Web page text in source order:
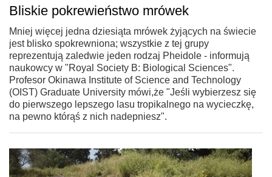
Bliskie pokrewieństwo mrówek
Mniej więcej jedna dziesiąta mrówek żyjących na świecie
jest blisko spokrewniona; wszystkie z tej grupy
reprezentują zaledwie jeden rodzaj Pheidole - informują
naukowcy w "Royal Society B: Biological Sciences".
Profesor Okinawa Institute of Science and Technology
(OIST) Graduate University mówi,że "Jeśli wybierzesz się
do pierwszego lepszego lasu tropikalnego na wycieczkę,
na pewno którąś z nich nadepniesz".